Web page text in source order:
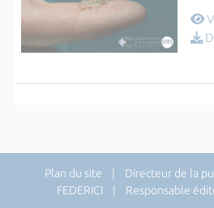
Plan du site | Directeur de la
FEDERICI | Responsable